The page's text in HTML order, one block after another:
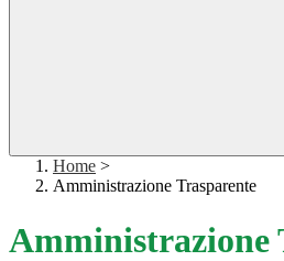
Home >
Amministrazione Trasparente
Amministrazione